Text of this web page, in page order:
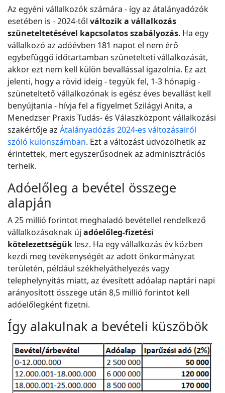
Az egyéni vállalkozók számára - így az átalányadózók
esetében is - 2024-től változik a vállalkozás
szüneteltetésével kapcsolatos szabályozás. Ha egy
vállalkozó az adóévben 181 napot el nem érő
egybefüggő időtartamban szünetelteti vállalkozását,
akkor ezt nem kell külön bevallással igazolnia. Ez azt
jelenti, hogy a rövid ideig - tegyük fel, 1-3 hónapig -
szüneteltető vállalkozónak is egész éves bevallást kell
benyújtania - hívja fel a figyelmet Szilágyi Anita, a
Menedzser Praxis Tudás- és Válaszközpont vállalkozási
szakértője az Átalányadózás 2024-es változásairól
szóló különszámban. Ezt a változást üdvözölhetik az
érintettek, mert egyszerűsödnek az adminisztrációs
terheik.
Adóelőleg a bevétel összege
alapján
A 25 millió forintot meghaladó bevétellel rendelkező
vállalkozásoknak új adóelőleg-fizetési
kötelezettségük lesz. Ha egy vállalkozás év közben
kezdi meg tevékenységét az adott önkormányzat
területén, például székhelyáthelyezés vagy
telephelynyitás miatt, az évesített adóalap naptári napi
arányosított összege után 8,5 millió forintot kell
adóelőlegként fizetni.
Így alakulnak a bevételi küszöbök